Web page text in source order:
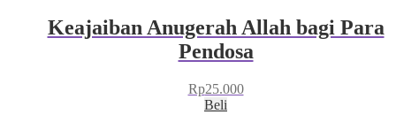
Keajaiban Anugerah Allah bagi Para
Pendosa
Rp25.000
Beli